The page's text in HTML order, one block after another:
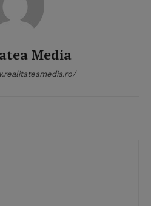
Media